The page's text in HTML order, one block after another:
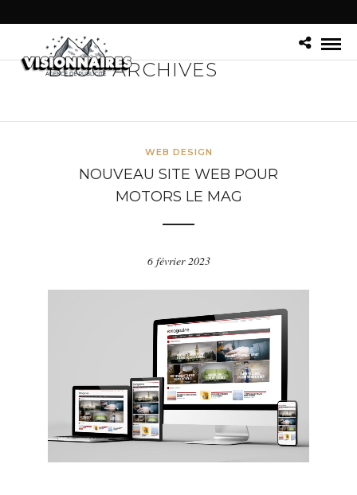
BLOG ARCHIVES
WEB DESIGN
NOUVEAU SITE WEB POUR
MOTORS LE MAG
6 février 2023